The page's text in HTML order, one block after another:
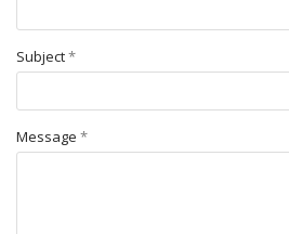
Subject*
Message *